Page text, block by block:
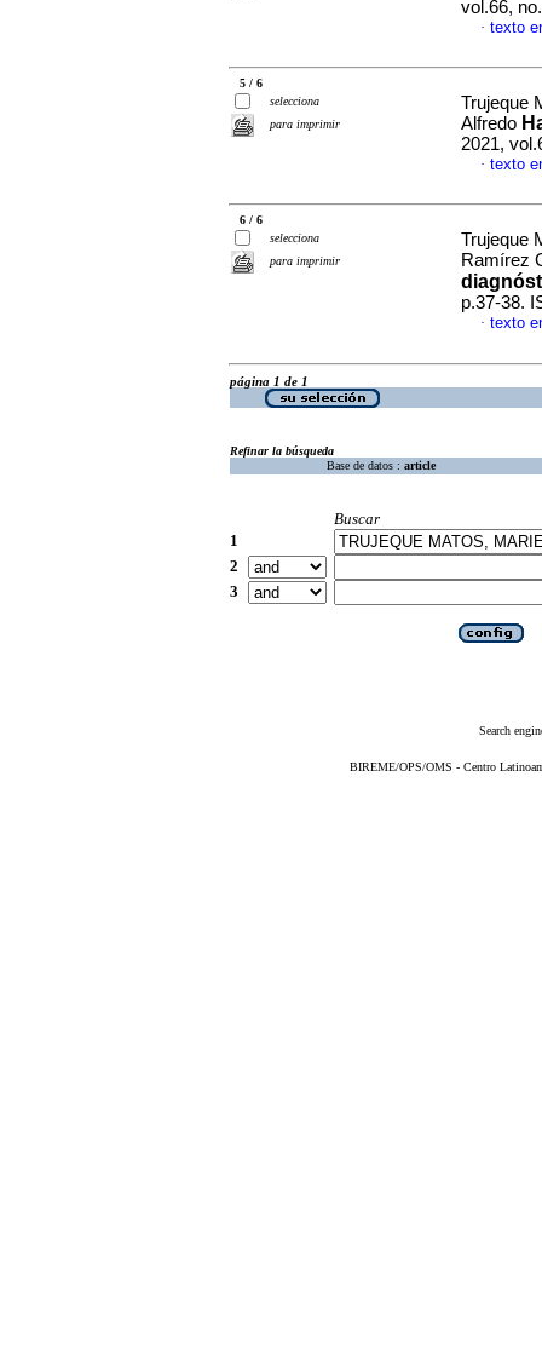
vol.66,
· texto
5 / 6
selecciona
para imprimir
Trujeque
Alfredo
2021,
· texto
6 / 6
selecciona
para imprimir
Trujeque
Ramírez
p.37-38.
· texto
página 1 de 1
Refinar la búsqueda
Base de datos : article
Buscar
1
2
3
Search
BIREME/OPS/OMS - Centro